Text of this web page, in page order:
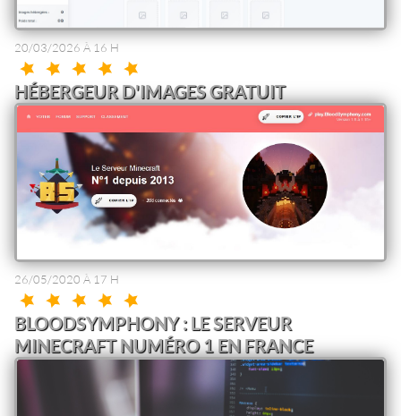
20/03/2026 À 16 H
HÉBERGEUR D'IMAGES GRATUIT
26/05/2020 À 17 H
BLOODSYMPHONY : LE SERVEUR
MINECRAFT NUMÉRO 1 EN FRANCE